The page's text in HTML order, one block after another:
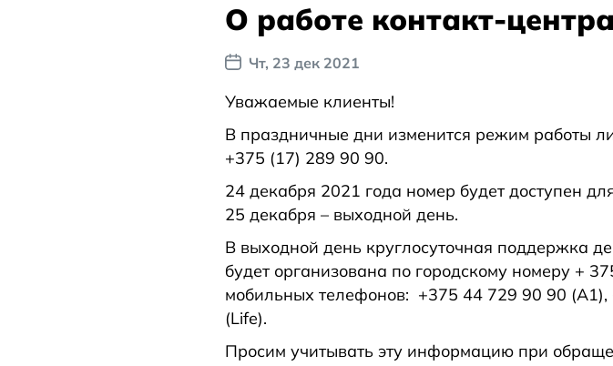
О работе контакт-
Чт, 23 дек 2021
Уважаемые клиенты!
В праздничные дни изменится режим работы
+375 (17) 289 90 90.
24 декабря 2021 года номер будет доступен
25 декабря – выходной день.
В выходной день круглосуточная поддержка
будет организована по городскому номеру +
мобильных телефонов: +375 44 729 90 90
(Life).
Просим учитывать эту информацию при